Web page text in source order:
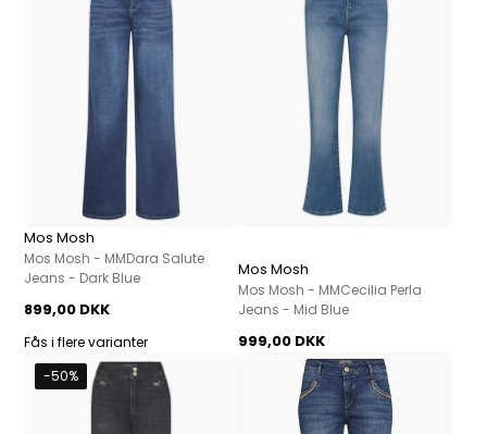
Mos Mosh
Mos Mosh - MMDara Salute
Jeans - Dark Blue
899,00 DKK
Fås i flere varianter
Mos Mosh
Mos Mosh - MMCecilia Perla
Jeans - Mid Blue
999,00 DKK
-50%